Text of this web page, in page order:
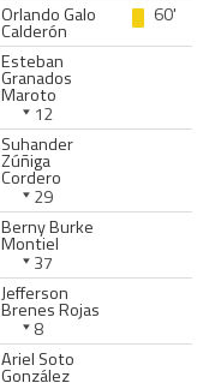
Orlando Galo
Calderón
60'
Esteban
Granados
Maroto
12
Suhander
Zúñiga
Cordero
29
Berny Burke
Montiel
37
Jefferson
Brenes Rojas
8
Ariel Soto
González